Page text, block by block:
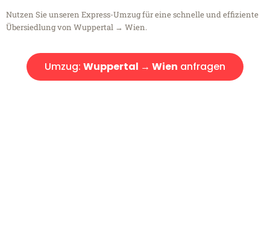
Nutzen Sie unseren Express-Umzug für eine schnelle und effiziente
Übersiedlung von Wuppertal → Wien.
Umzug: Wuppertal → Wien anfragen